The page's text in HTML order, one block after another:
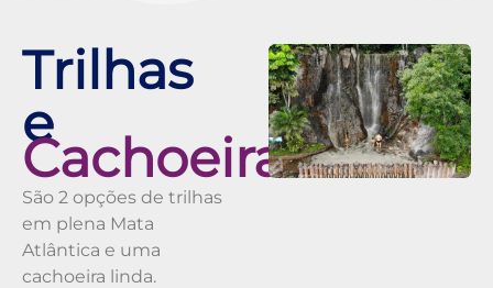
Trilhas
e
Cachoeiras
São 2 opções de trilhas
em plena Mata
Atlântica e uma
cachoeira linda.